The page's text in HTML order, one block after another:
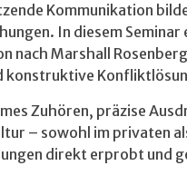
Kommunikation
In diesem
nach Marshall
konstruktive
Zuhören, präzise
– sowohl im privaten
direkt erprobt und